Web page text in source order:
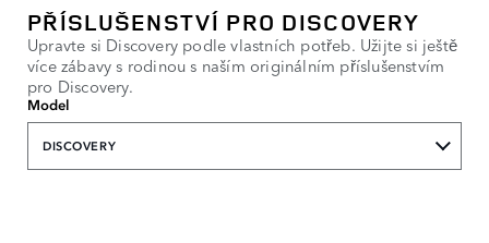
PŘÍSLUŠENSTVÍ PRO DISCOVERY
Upravte si Discovery podle vlastních potřeb. Užijte si ještě
více zábavy s rodinou s naším originálním příslušenstvím
pro Discovery.
Model
DISCOVERY